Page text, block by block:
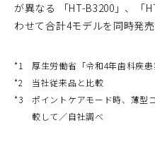
が異なる 「HT-B3200」、「
わせて合計4モデルを同時発売
*1
厚生労働省「令和4年歯科疾患
*2
当社従来品と比較
*3
ポイントケアモード時、薄型
較して／自社調べ